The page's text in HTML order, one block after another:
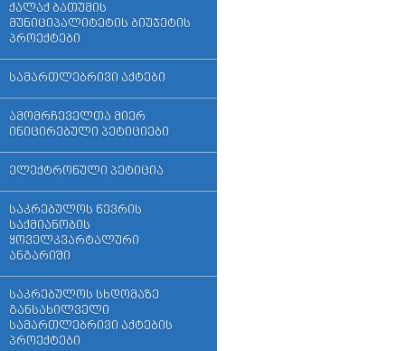
ქალაქ ბათუმის
მუნიციპალიტეტის ბიუჯეტის
პროექტები
სამართლებრივი აქტები
ამომრჩეველთა მიერ
ინიცირებული პეტიციები
ელექტრონული პეტიცია
საკრებულოს წევრის
საქმიანობის
ყოველკვარტალური
ანგარიში
საკრებულოს სხდომაზე
განსახილველი
სამართლებრივი აქტების
პროექტები